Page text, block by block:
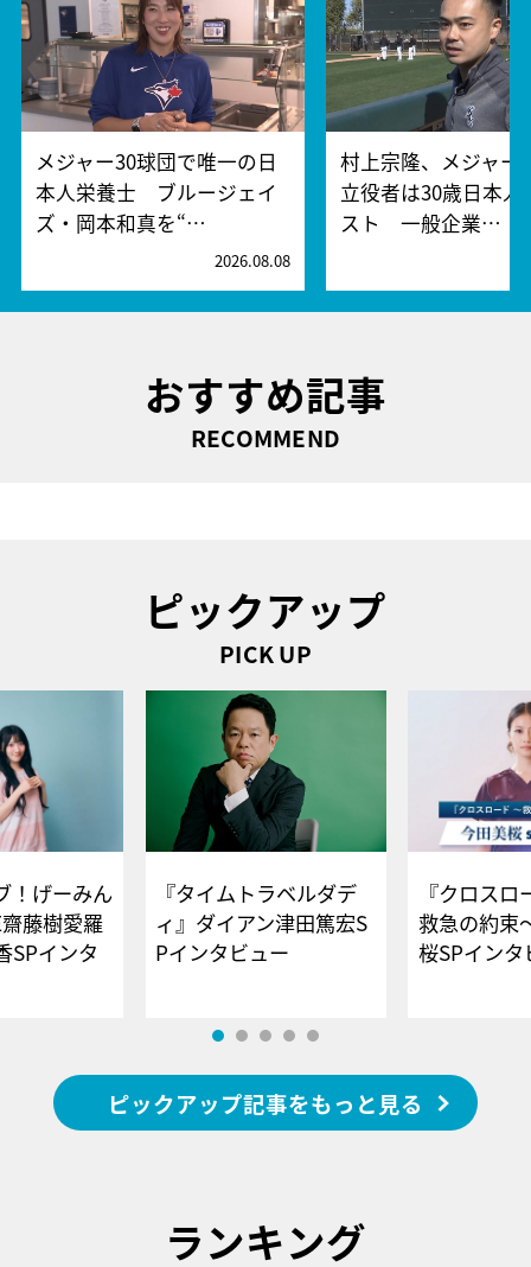
メジャー30球団で唯一の日
本人栄養士 ブルージェイ
ズ・岡本和真を“…
2026.08.08
村上宗隆、メジャー
立役者は30歳日本人
スト 一般企業…
おすすめ記事
RECOMMEND
ピックアップ
PICK UP
！げーみん
藤樹愛羅
SPインタ
『タイムトラベルダデ
ィ』ダイアン津田篤宏S
Pインタビュー
『クロス
救急の約束
桜SPイ
ピックアップ記事をもっと見る
ランキング